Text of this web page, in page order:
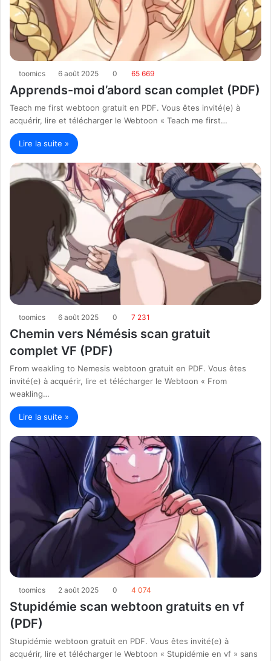
toomics 6 août 2025 0 65 669
Apprends-moi d’abord scan complet (PDF)
Teach me first webtoon gratuit en PDF. Vous êtes invité(e) à
acquérir, lire et télécharger le Webtoon « Teach me first…
Lire la suite »
toomics 6 août 2025 0 7 231
Chemin vers Némésis scan gratuit
complet VF (PDF)
From weakling to Nemesis webtoon gratuit en PDF. Vous êtes
invité(e) à acquérir, lire et télécharger le Webtoon « From
weakling…
Lire la suite »
toomics 2 août 2025 0 4 074
Stupidémie scan webtoon gratuits en vf
(PDF)
Stupidémie webtoon gratuit en PDF. Vous êtes invité(e) à
acquérir, lire et télécharger le Webtoon « Stupidémie en vf » sans